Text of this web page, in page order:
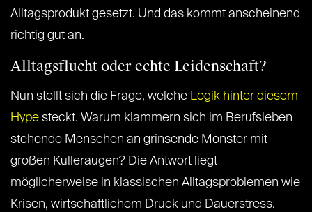
Alltagsprodukt gesetzt. Und das kommt anscheinend
richtig gut an.
Alltagsflucht oder echte Leidenschaft?
Nun stellt sich die Frage, welche Logik hinter diesem
Hype steckt. Warum klammern sich im Berufsleben
stehende Menschen an grinsende Monster mit
großen Kulleraugen? Die Antwort liegt
möglicherweise in klassischen Alltagsproblemen wie
Krisen, wirtschaftlichem Druck und Dauerstress.